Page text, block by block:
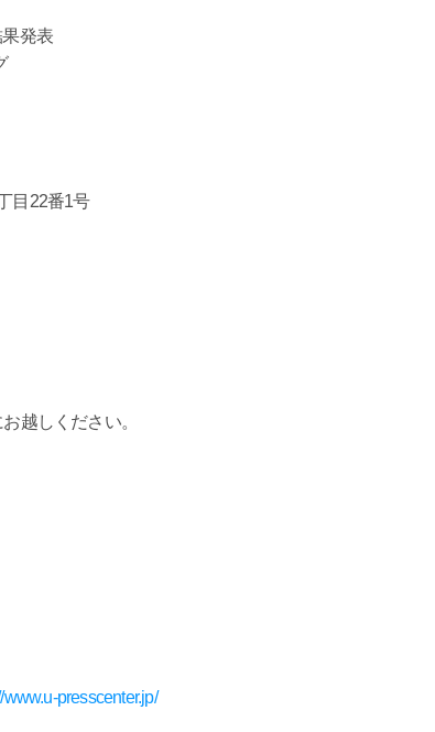
発表
目22番1号
越しください。
www.u-presscenter.jp/